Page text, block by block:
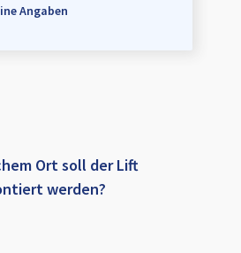
Angaben
Ort soll der Lift
werden?